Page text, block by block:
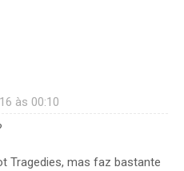
às 00:10
Tragedies, mas faz bastante